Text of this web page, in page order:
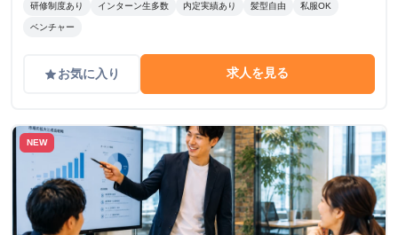
研修制度あり インターン生多数 内定実績あり 髪型自由 私服OK
ベンチャー
gradeお気に入り 求人を見る
NEW